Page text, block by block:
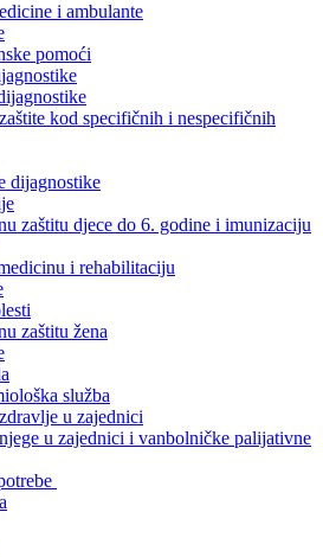
i ambulante
pomoći
kod specifičnih i nespecifičnih
dijagnostike
zaštitu djece do 6. godine i imunizaciju
i rehabilitaciju
zaštitu žena
služba
u zajednici
u zajednici i vanbolničke palijativne